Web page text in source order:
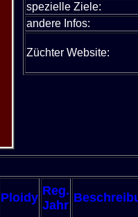
spezielle Ziele:
andere Infos:
Züchter Website:
Ploidy Reg.
Jahr